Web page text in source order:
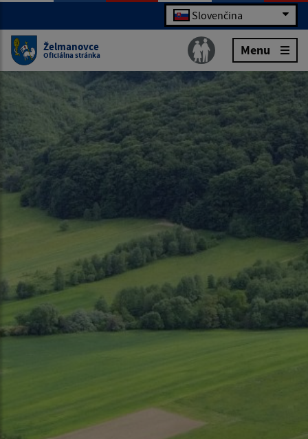
Slovenčina
Želmanovce
Oficiálna stránka Menu